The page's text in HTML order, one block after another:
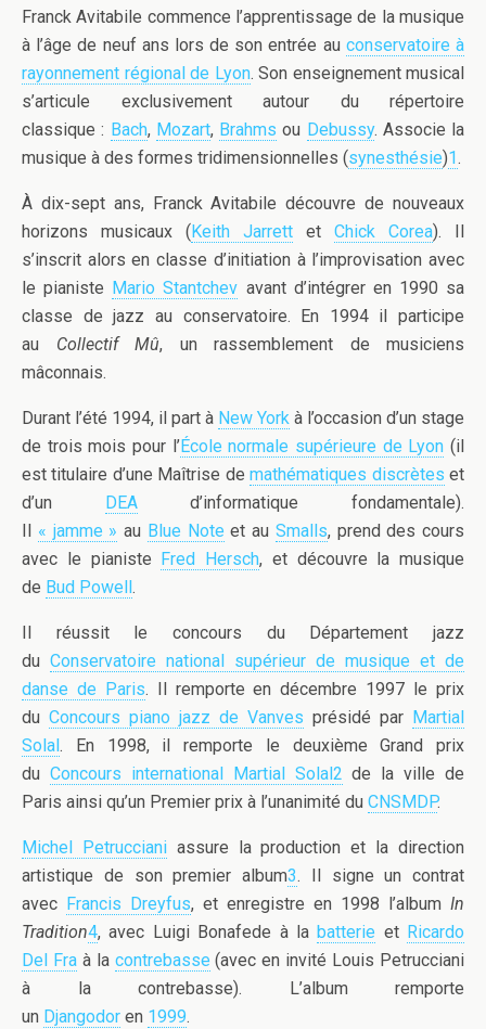
Franck Avitabile commence l’apprentissage de la musique
à l’âge de neuf ans lors de son entrée au conservatoire à
rayonnement régional de Lyon. Son enseignement musical
s’articule exclusivement autour du répertoire
classique : Bach, Mozart, Brahms ou Debussy. Associe la
musique à des formes tridimensionnelles (synesthésie)1.
À dix-sept ans, Franck Avitabile découvre de nouveaux
horizons musicaux ( Keith Jarrett et Chick Corea). Il
s’inscrit alors en classe d’initiation à l’improvisation avec
le pianiste Mario Stantchev avant d’intégrer en 1990 sa
classe de jazz au conservatoire. En 1994 il participe
au Collectif Mû, un rassemblement de musiciens
mâconnais.
Durant l’été 1994, il part à New York à l’occasion d’un stage
de trois mois pour l’École normale supérieure de Lyon (il
est titulaire d’une Maîtrise demathématiques discrètes et
d’un
DEAd’informatique fondamentale).
« jamme » au Blue Note et au Smalls, prend des cours
avec le pianiste
Fred Hersch, et découvre la musique
de Bud Powell .
Il réussit le concours du Département jazz
du Conservatoire national supérieur de musique et de
danse de Paris. Il remporte en décembre 1997 le prix
du Concours piano jazz de Vanves présidé par Martial
Solal . En 1998, il remporte le deuxième Grand prix
du Concours international Martial Solal 2 de la ville de
Paris ainsi qu’un Premier prix à l’unanimité du CNSMDP.
Michel Petruccianiassure la production et la direction
artistique de son premier album3. Il signe un contrat
avec Francis Dreyfus, et enregistre en 1998 l’album In
Tradition4, avec Luigi Bonafede à la batterie et Ricardo
Del Fraà la contrebasse (avec en invité Louis Petrucciani
à la contrebasse). L’album remporte
un Djangodor en 1999.